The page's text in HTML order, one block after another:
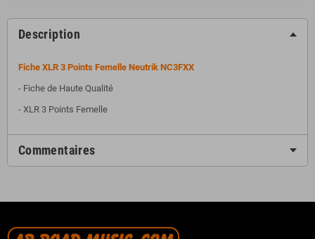
Description
Fiche XLR 3 Points Femelle Neutrik NC3FXX
- Fiche de Haute Qualité
- XLR 3 Points Femelle
Commentaires